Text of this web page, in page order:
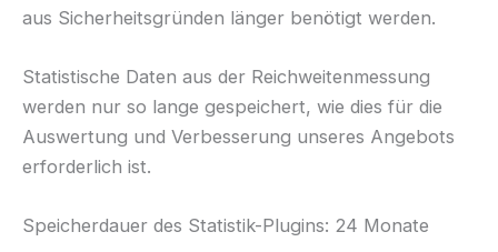
aus Sicherheitsgründen länger benötigt werden.
Statistische Daten aus der Reichweitenmessung
werden nur so lange gespeichert, wie dies für die
Auswertung und Verbesserung unseres Angebots
erforderlich ist.
Speicherdauer des Statistik-Plugins: 24 Monate